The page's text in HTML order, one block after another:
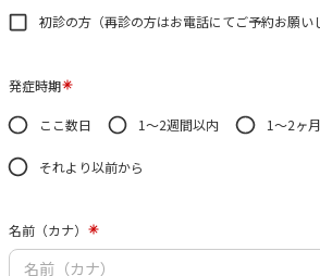
初診の方（再診の方はお電話にてご予約お願い
発症時期
ここ数日 1〜2週間以内 1〜2ヶ
それより以前から
名前（カナ）